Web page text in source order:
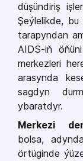
düşündiriş
Şeýle­likde,
tarapyndan
AIDS­-iň
merkezleri
arasyn­da
sagdyn
ybaratdyr.
Merkezi
bolsa,
örtüginde